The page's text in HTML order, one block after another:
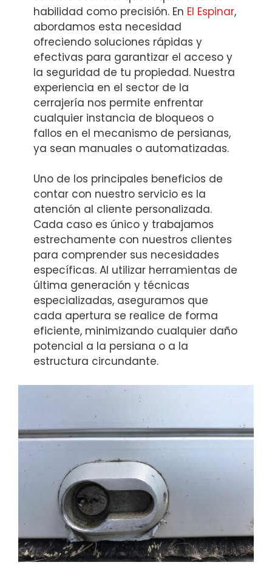
habilidad como precisión. En El Espinar,
abordamos esta necesidad
ofreciendo soluciones rápidas y
efectivas para garantizar el acceso y
la seguridad de tu propiedad. Nuestra
experiencia en el sector de la
cerrajería nos permite enfrentar
cualquier instancia de bloqueos o
fallos en el mecanismo de persianas,
ya sean manuales o automatizadas.
Uno de los principales beneficios de
contar con nuestro servicio es la
atención al cliente personalizada.
Cada caso es único y trabajamos
estrechamente con nuestros clientes
para comprender sus necesidades
específicas. Al utilizar herramientas de
última generación y técnicas
especializadas, aseguramos que
cada apertura se realice de forma
eficiente, minimizando cualquier daño
potencial a la persiana o a la
estructura circundante.